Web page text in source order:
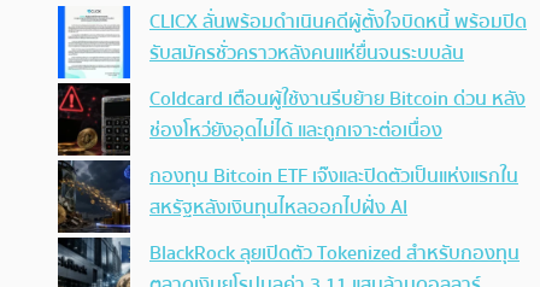
CLICX ลั่นพร้อมดำเนินคดีผู้ตั้งใจบิดหนี้ พร้อมปิด
รับสมัครชั่วคราวหลังคนแห่ยื่นจนระบบล้น
Coldcard เตือนผู้ใช้งานรีบย้าย Bitcoin ด่วน หลัง
ช่องโหว่ยังอุดไม่ได้ และถูกเจาะต่อเนื่อง
กองทุน Bitcoin ETF เจ๊งและปิดตัวเป็นแห่งแรกใน
สหรัฐหลังเงินทุนไหลออกไปฝั่ง AI
BlackRock ลุยเปิดตัว Tokenized สำหรับกองทุน